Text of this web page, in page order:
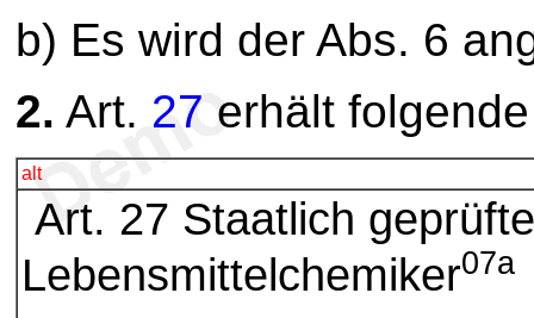
b) Es wird der Abs. 6
2. Art. 27 erhält
alt
Art. 27 Staatlich geprüfte
Lebensmittelchemiker07a